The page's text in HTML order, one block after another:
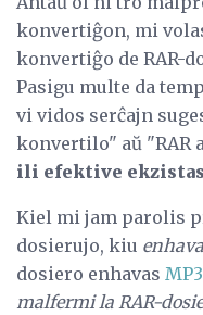
konvertiĝon, mi
konvertiĝo de RAR-
Pasigu multe da
vi vidos serĉajn
konvertilo" aŭ "RAR
ili efektive
Kiel mi jam parolis
dosierujo, kiu
dosiero enhavas
malfermi la RAR-